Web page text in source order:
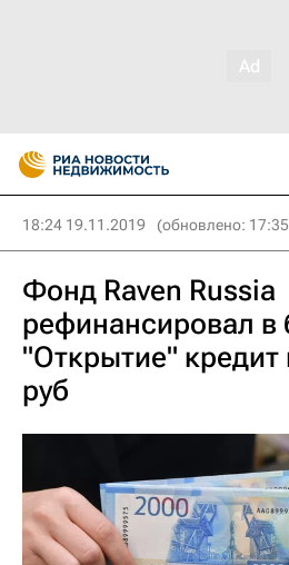
18:24 19.11.2019 (обновлено:
Фонд Raven Russia
рефинансировал в
"Открытие"
руб